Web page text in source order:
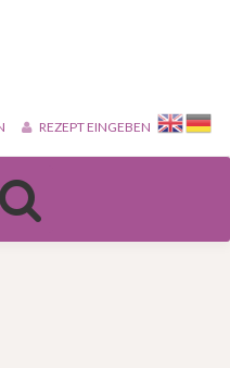
REZEPT EINGEBEN